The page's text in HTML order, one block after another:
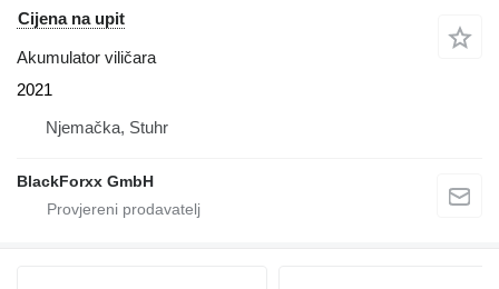
Cijena na upit
Akumulator viličara
2021
Njemačka, Stuhr
BlackForxx GmbH